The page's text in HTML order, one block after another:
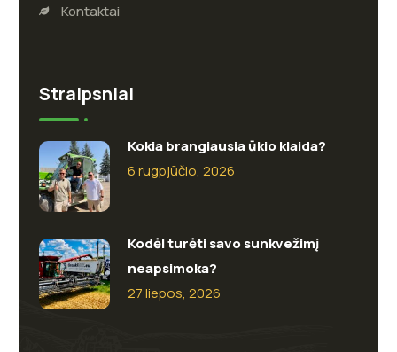
Kontaktai
Straipsniai
Kokia brangiausia ūkio klaida?
6 rugpjūčio, 2026
Kodėl turėti savo sunkvežimį
neapsimoka?
27 liepos, 2026